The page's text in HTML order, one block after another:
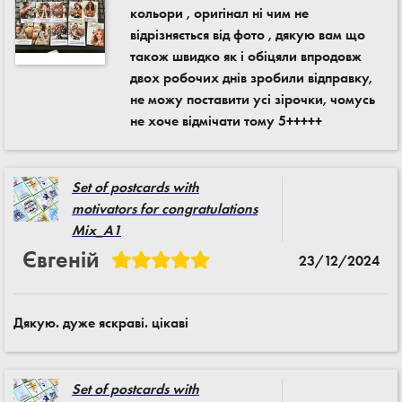
кольори , оригінал ні чим не
відрізняється від фото , дякую вам що
також швидко як і обіцяли впродовж
двох робочих днів зробили відправку,
не можу поставити усі зірочки, чомусь
не хоче відмічати тому 5+++++
Set of postcards with
motivators for congratulations
Mix_A1
Євгеній 23/12/2024
Дякую. дуже яскраві. цікаві
Set of postcards with